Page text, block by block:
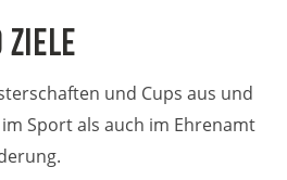
Ziele
und Cups aus und
Sport als auch im Ehrenamt
der Website.